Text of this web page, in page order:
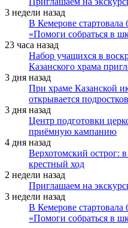
3 недели назад
В Кемерове стартовала
«Помоги собраться в
23 часа назад
Набор учащихся в
Казанского храма
3 дня назад
При храме Казанской
открывается
3 дня назад
Центр подготовки
приёмную кампанию
4 дня назад
Верхотомский острог:
крестный ход
2 недели назад
Приглашаем на
3 недели назад
В Кемерове стартовала
«Помоги собраться в